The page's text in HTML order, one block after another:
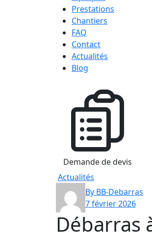
Prestations
Chantiers
FAQ
Contact
Actualités
Blog
Demande de devis
Actualités
By BB-Debarras
7 février 2026
Débarras